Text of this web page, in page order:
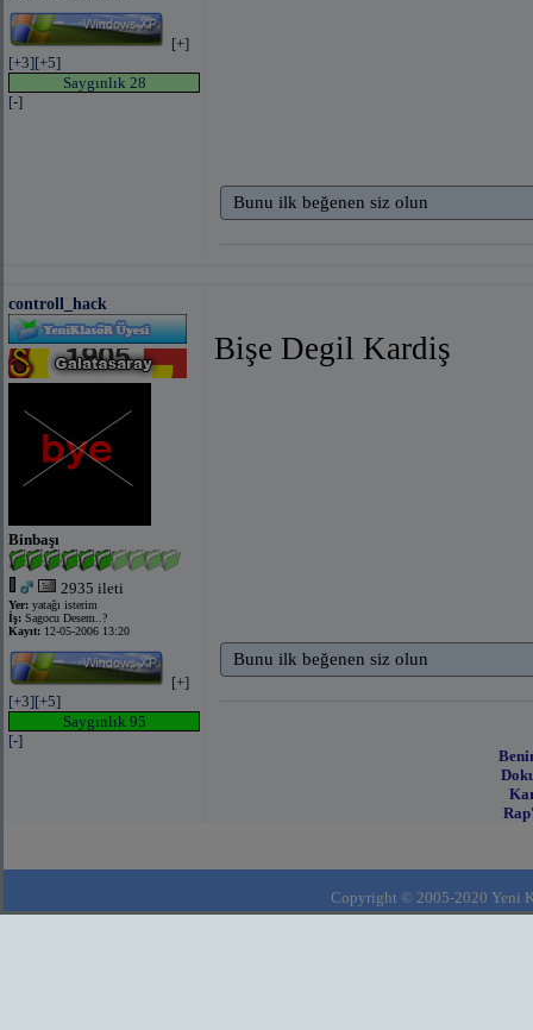
[+]
[+3][+5]
Saygınlık 28
[-]
Bunu ilk beğenen siz olun
controll_hack
Binbaşı
2935 ileti
Yer: yatağı isterim
İş: Sagocu Desem..?
Kayıt: 12-05-2006 13:20
[+]
[+3][+5]
Saygınlık 95
[-]
Bişe Degil Kardiş
Bunu ilk beğenen siz olun
Copyright © 2005-2020 Yeni